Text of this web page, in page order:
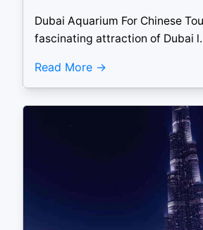
Dubai Aquarium For Chinese
fascinating attraction of Dubai
Read More